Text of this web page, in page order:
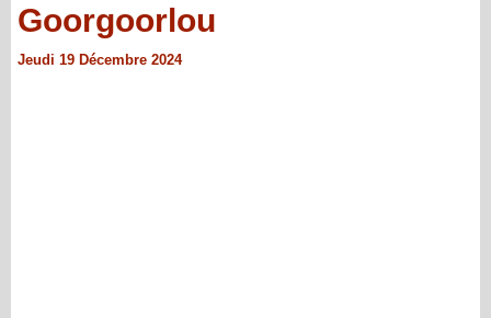
Goorgoorlou
Jeudi 19 Décembre 2024